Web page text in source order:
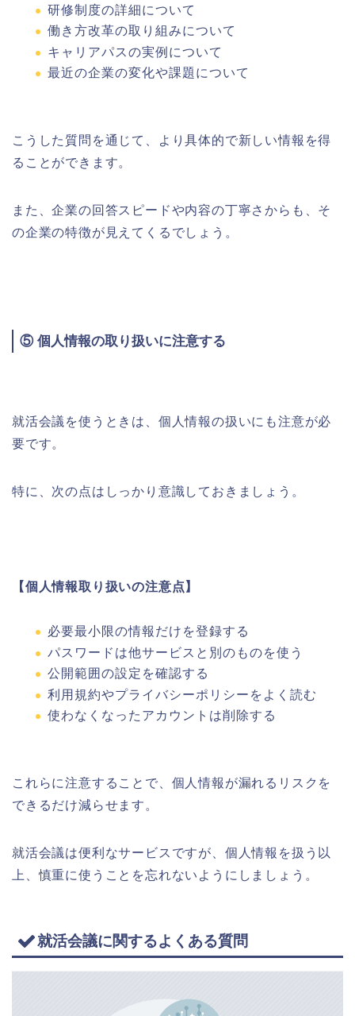
研修制度の詳細について
働き方改革の取り組みについて
キャリアパスの実例について
最近の企業の変化や課題について
こうした質問を通じて、より具体的で新しい情報を得
ることができます。
また、企業の回答スピードや内容の丁寧さからも、そ
の企業の特徴が見えてくるでしょう。
⑤ 個人情報の取り扱いに注意する
就活会議を使うときは、個人情報の扱いにも注意が必
要です。
特に、次の点はしっかり意識しておきましょう。
【個人情報取り扱いの注意点】
必要最小限の情報だけを登録する
パスワードは他サービスと別のものを使う
公開範囲の設定を確認する
利用規約やプライバシーポリシーをよく読む
使わなくなったアカウントは削除する
これらに注意することで、個人情報が漏れるリスクを
できるだけ減らせます。
就活会議は便利なサービスですが、個人情報を扱う以
上、慎重に使うことを忘れないようにしましょう。
就活会議に関するよくある質問